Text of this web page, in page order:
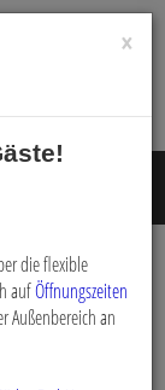
ein.
×
die flexible
aufÖffnungszeiten
Außenbereich an